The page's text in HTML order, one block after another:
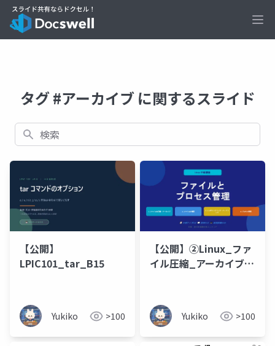
タグ #アーカイブ に関するスライド
検索
【公開】
LPIC101_tar_B15
Yukiko >100
【公開】②Linux_ファ
イル圧縮_アーカイブ講
Yukiko >100